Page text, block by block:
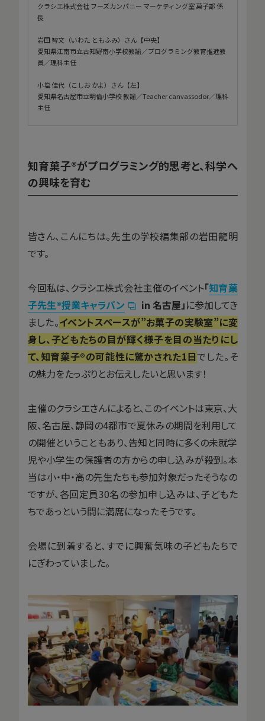
クラシエ株式会社 フーズカンパニー マーケティング室 菓子部 係
長
岩田 智文（いわた ともふみ）さん【中央】
愛知県江南市立古知野南小学校教諭／プログラミング教育推進教
員／理科主任
小塩 佳代（こしお かよ）さん【左】
愛知県名古屋市立明倫小学校 教諭／Teacher canvassodor／理科
主任
知育菓子®がプログラミング的思考と、科学へ
の興味を育む
皆さん、こんにちは。先生の学校編集部の岩田龍明
です。
今回私は、クラシエ株式会社主催のイベント「知育菓
子先生®授業キャラバン
in 名古屋」に参加してき
ました。イベントスペースが”お菓子の実験室”に変
身し、子どもたちの目が輝く様子を目の当たりにし
て、知育菓子®の可能性に驚かされた1日でした。そ
の魅力をたっぷりとお伝えしたいと思います！
主催のクラシエさんによると、このイベントは東京、大
阪、名古屋、静岡の4都市で夏休みの期間を利用して
の開催ということもあり、告知と同時に多くの未就学
児や小学生の保護者の方からの申し込みが殺到。本
当は小・中・高の先生たちも参加対象だったそうなの
ですが、各回定員30名の参加申し込みは、子どもた
ちであっという間に満席になったそうです。
会場に到着すると、すでに興奮気味の子どもたちで
にぎわっていました。